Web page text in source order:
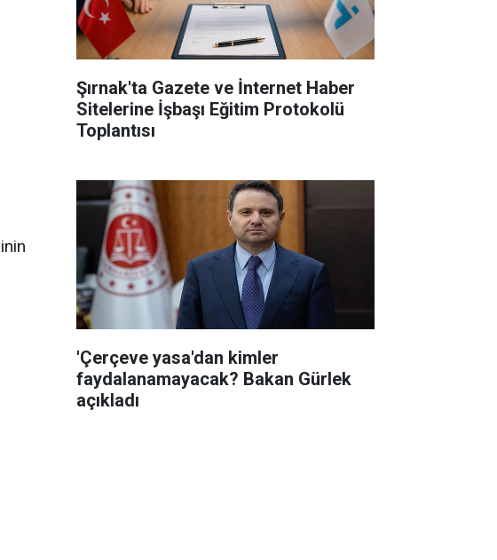
Şırnak'ta Gazete ve İnternet Haber
Sitelerine İşbaşı Eğitim Protokolü
Toplantısı
'Çerçeve yasa'dan kimler
faydalanamayacak? Bakan Gürlek
açıkladı